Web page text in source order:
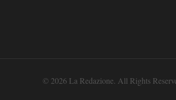
© 2026 La Redazione. All Rights